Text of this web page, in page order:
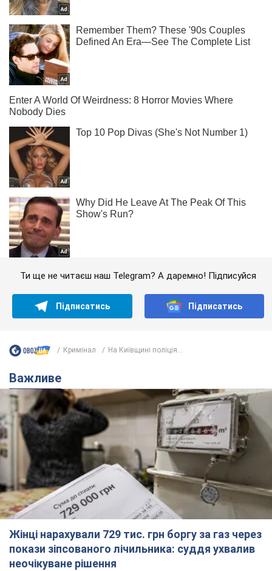
Ти ще не читаєш наш Telegram? А даремно! Підписуйся
Підписатись Підписатись
Кримінал На Київщині поліція...
Важливе
Жінці нарахували 729 тис. грн боргу за газ через
покази зіпсованого лічильника: суддя ухвалив
неочікуване рішення